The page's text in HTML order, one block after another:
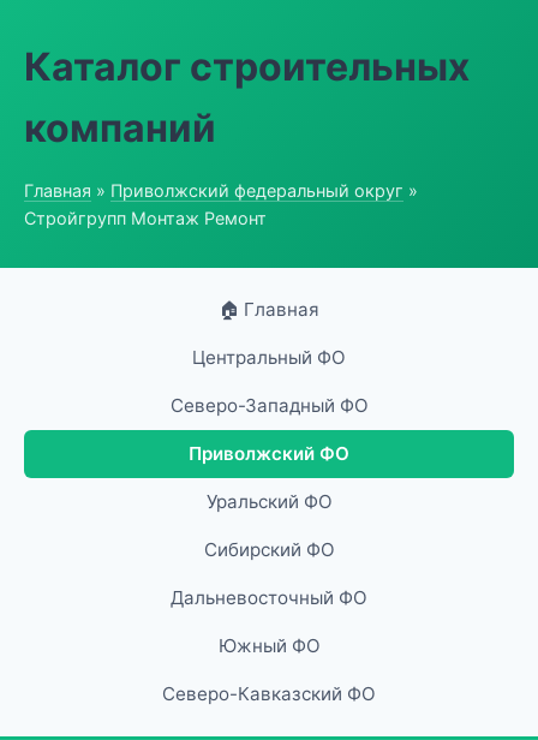
Каталог строительных
компаний
Главная » Приволжский федеральный округ »
Стройгрупп Монтаж Ремонт
🏠 Главная
Центральный ФО
Северо-Западный ФО
Приволжский ФО
Уральский ФО
Сибирский ФО
Дальневосточный ФО
Южный ФО
Северо-Кавказский ФО